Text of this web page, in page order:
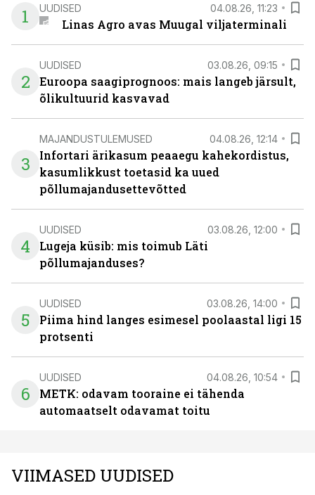
1
UUDISED 04.08.26, 11:23
Linas Agro avas Muugal viljaterminali
2
UUDISED 03.08.26, 09:15
Euroopa saagiprognoos: mais langeb järsult,
õlikultuurid kasvavad
3
MAJANDUSTULEMUSED 04.08.26, 12:14
Infortari ärikasum peaaegu kahekordistus,
kasumlikkust toetasid ka uued
põllumajandusettevõtted
4
UUDISED 03.08.26, 12:00
Lugeja küsib: mis toimub Läti
põllumajanduses?
5
UUDISED 03.08.26, 14:00
Piima hind langes esimesel poolaastal ligi 15
protsenti
6
UUDISED 04.08.26, 10:54
METK: odavam tooraine ei tähenda
automaatselt odavamat toitu
VIIMASED UUDISED